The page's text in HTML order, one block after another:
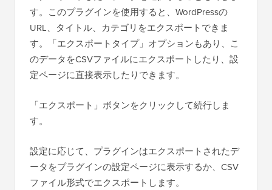
す。このプラグインを使用すると、WordPressの
URL、タイトル、カテゴリをエクスポートできま
す。「エクスポートタイプ」オプションもあり、こ
のデータをCSVファイルにエクスポートしたり、設
定ページに直接表示したりできます。
「エクスポート」ボタンをクリックして続行しま
す。
設定に応じて、プラグインはエクスポートされたデ
ータをプラグインの設定ページに表示するか、CSV
ファイル形式でエクスポートします。